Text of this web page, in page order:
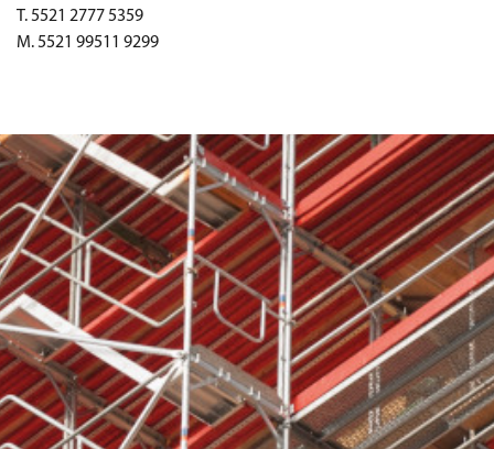
T. 5521 2777 5359
M. 5521 99511 9299